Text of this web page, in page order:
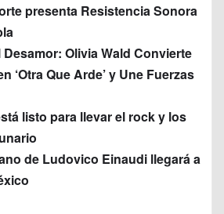
presenta Resistencia Sonora
Olivia Wald Convierte
‘Otra Que Arde’ y Une Fuerzas
listo para llevar el rock y los
de Ludovico Einaudi llegará a